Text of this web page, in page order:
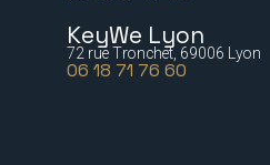
KeyWe Lyon
72 rue Tronchet, 69006 Lyon
06 18 71 76 60